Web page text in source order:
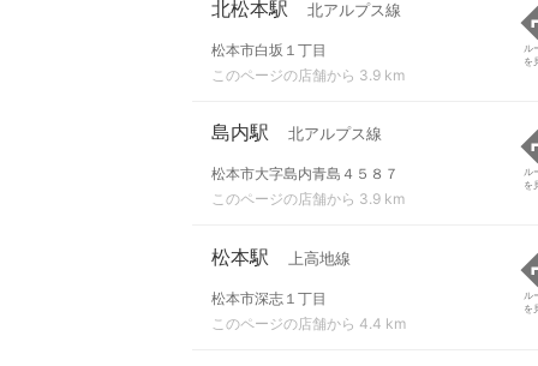
北松本駅 北アルプス線
松本市白坂１丁目
このページの店舗から 3.9 km
ル
を
島内駅 北アルプス線
松本市大字島内青島４５８７
このページの店舗から 3.9 km
ル
を
松本駅 上高地線
松本市深志１丁目
このページの店舗から 4.4 km
ル
を